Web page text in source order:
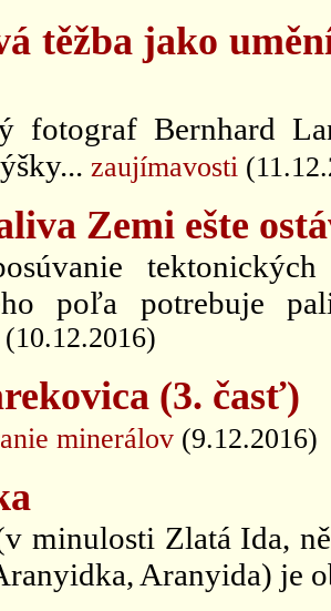
těžba jako
fotograf Bernhard
zaujímavosti
Zemi ešte
poľa potrebuje
(10.12.2016)
(3. časť)
minerálov (9.12.2016)
minulosti Zlatá Ida,
Aranyida) je